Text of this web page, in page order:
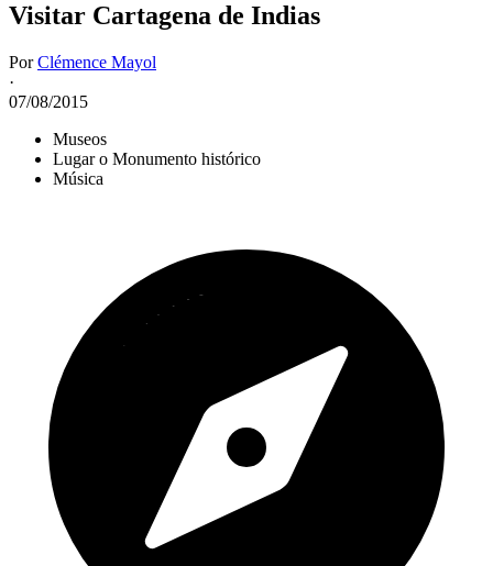
Visitar Cartagena de Indias
PorClémence Mayol
·
07/08/2015
Museos
Lugar o Monumento histórico
Música